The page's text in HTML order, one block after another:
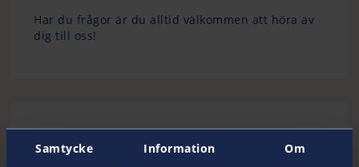
Samtycke Information Om
Har du frågor är du alltid välkommen att höra av
dig till oss!
Kontakta oss